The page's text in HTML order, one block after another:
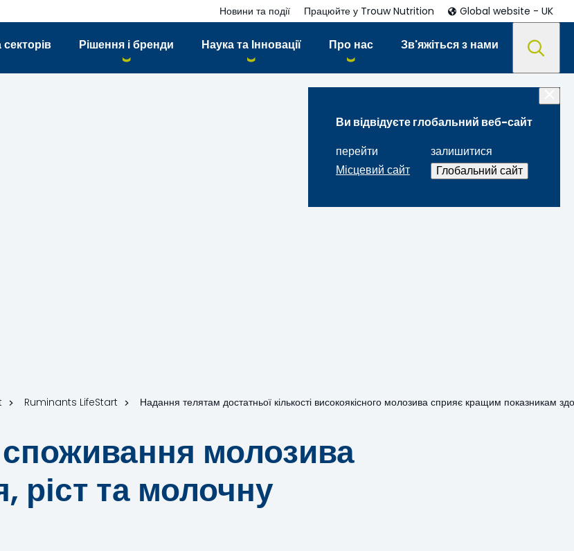
Рішення і бренди Наука та Інновації Про нас Зв'яжіться з нами
Новини та події Працюйте у Trouw Nutrition Global website - UK
Ви відвідуєте глобальний веб-сайт
перейти
Місцевий сайт
залишитися
Глобальний сайт
Ruminants LifeStart Надання телятам достатньої кількості високоякісного молозива сприяє кращим показникам
молозива
ріст та молочну